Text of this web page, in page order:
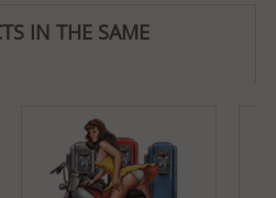
IN THE SAME